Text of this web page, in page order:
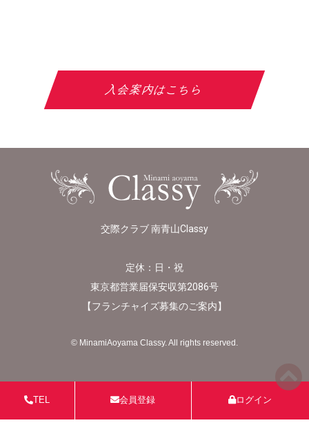
入会案内はこちら
交際クラブ 南青山Classy
定休：日・祝
東京都営業届保安収第2086号
【フランチャイズ募集のご案内】
© MinamiAoyama Classy. All rights reserved.
TEL 会員登録 ログイン